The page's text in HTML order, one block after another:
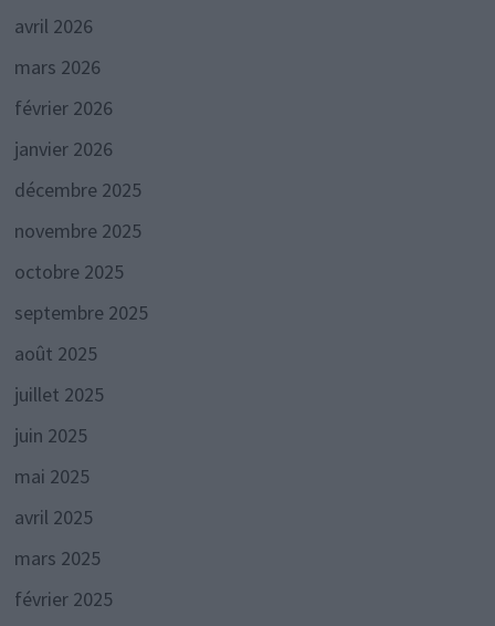
avril 2026
mars 2026
février 2026
janvier 2026
décembre 2025
novembre 2025
octobre 2025
septembre 2025
août 2025
juillet 2025
juin 2025
mai 2025
avril 2025
mars 2025
février 2025